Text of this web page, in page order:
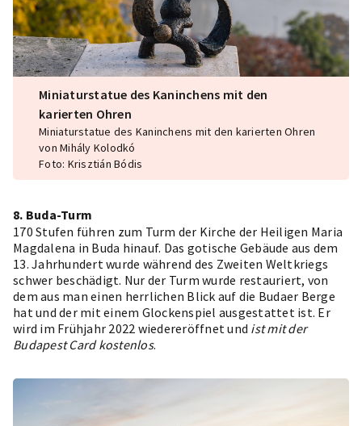
Miniaturstatue des Kaninchens mit den
karierten Ohren
Miniaturstatue des Kaninchens mit den karierten Ohren
von Mihály Kolodkó
Foto: Krisztián Bódis
8. Buda-Turm
170 Stufen führen zum Turm der Kirche der Heiligen Maria
Magdalena in Buda hinauf. Das gotische Gebäude aus dem
13. Jahrhundert wurde während des Zweiten Weltkriegs
schwer beschädigt. Nur der Turm wurde restauriert, von
dem aus man einen herrlichen Blick auf die Budaer Berge
hat und der mit einem Glockenspiel ausgestattet ist. Er
wird im Frühjahr 2022 wiedereröffnet und ist mit der
Budapest Card kostenlos.